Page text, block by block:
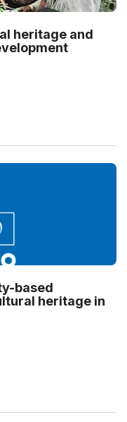
heritage and
based
heritage in